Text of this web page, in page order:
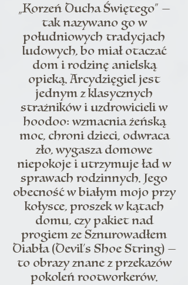
„Korzeń Ducha Świętego” —
tak nazywano go w
południowych tradycjach
ludowych, bo miał otaczać
dom i rodzinę anielską
opieką. Arcydzięgiel jest
jednym z klasycznych
strażników i uzdrowicieli w
hoodoo: wzmacnia żeńską
moc, chroni dzieci, odwraca
zło, wygasza domowe
niepokoje i utrzymuje ład w
sprawach rodzinnych. Jego
obecność w białym mojo przy
kołysce, proszek w kątach
domu, czy pakiet nad
progiem ze Sznurowadłem
Diabła (Devil’s Shoe String) —
to obrazy znane z przekazów
pokoleń rootworkerów.